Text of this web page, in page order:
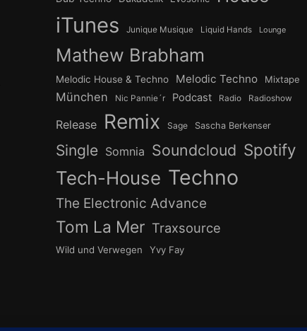
iTunes Junique Musique Liquid Hands Lounge
Mathew Brabham
Melodic House & Techno Melodic Techno Mixtape
München Nic Pannie´r Podcast Radio Radioshow
Release Remix Sage Sascha Berkenser
Single Somnia Soundcloud Spotify
Tech-House Techno
The Electronic Advance
Tom La Mer Traxsource
Wild und Verwegen Yvy Fay